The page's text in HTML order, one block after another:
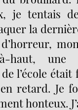
je tentais
la
haut, une
l’école
retard. Je
honteux.